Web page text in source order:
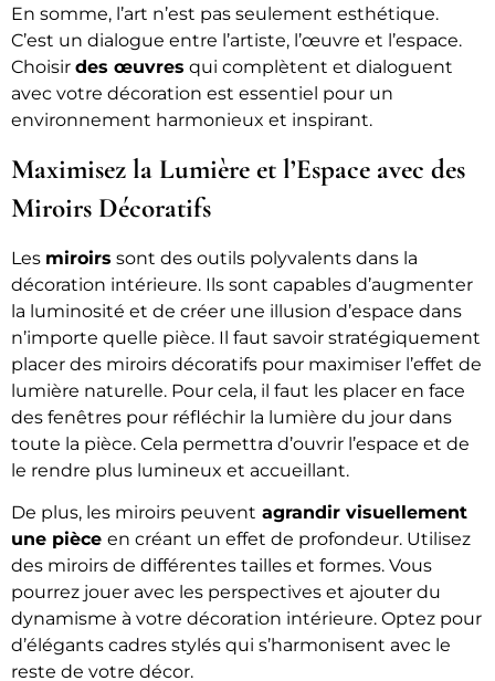
En somme, l’art n’est pas seulement esthétique.
C’est un dialogue entre l’artiste, l’œuvre et l’espace.
Choisir des œuvres qui complètent et dialoguent
avec votre décoration est essentiel pour un
environnement harmonieux et inspirant.
Maximisez la Lumière et l’Espace avec des
Miroirs Décoratifs
Les miroirs sont des outils polyvalents dans la
décoration intérieure. Ils sont capables d’augmenter
la luminosité et de créer une illusion d’espace dans
n’importe quelle pièce. Il faut savoir stratégiquement
placer des miroirs décoratifs pour maximiser l’effet de
lumière naturelle. Pour cela, il faut les placer en face
des fenêtres pour réfléchir la lumière du jour dans
toute la pièce. Cela permettra d’ouvrir l’espace et de
le rendre plus lumineux et accueillant.
De plus, les miroirs peuvent agrandir visuellement
une pièce en créant un effet de profondeur. Utilisez
des miroirs de différentes tailles et formes. Vous
pourrez jouer avec les perspectives et ajouter du
dynamisme à votre décoration intérieure. Optez pour
d’élégants cadres stylés qui s’harmonisent avec le
reste de votre décor.